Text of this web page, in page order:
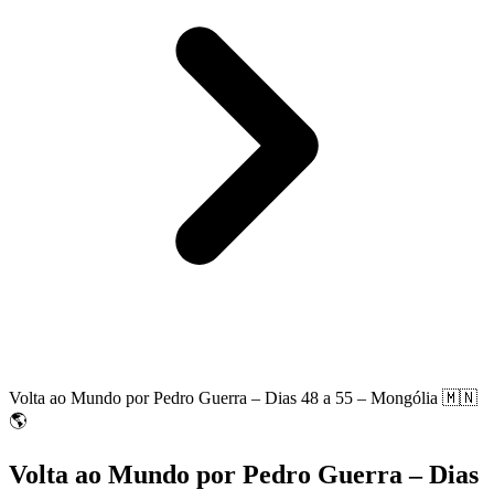
Volta ao Mundo por Pedro Guerra – Dias 48 a 55 – Mongólia 🇲🇳
🌎
Volta ao Mundo por Pedro Guerra – Dias